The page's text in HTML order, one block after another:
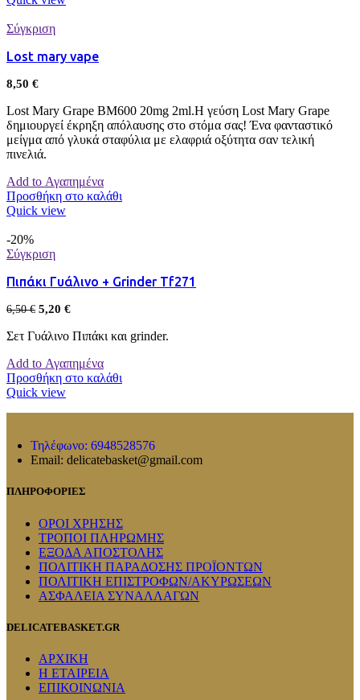
Σύγκριση
Lost mary vape
8,50 €
Lost Mary Grape BM600 20mg 2ml.Η γεύση Lost Mary Grape
δημιουργεί έκρηξη απόλαυσης στο στόμα σας! Ένα φανταστικό
μείγμα από γλυκά σταφύλια με ελαφριά οξύτητα σαν τελική
πινελιά.
Add to Αγαπημένα
Προσθήκη στο καλάθι
Quick view
-20%
Σύγκριση
Πιπάκι Γυάλινο + Grinder Tf271
6,50€ 5,20 €
Σετ Γυάλινο Πιπάκι και grinder.
Add to Αγαπημένα
Προσθήκη στο καλάθι
Quick view
Τηλέφωνο: 6948528576
Email: delicatebasket@gmail.com
ΠΛΗΡΟΦΟΡΙΕΣ
ΟΡΟΙ ΧΡΗΣΗΣ
ΤΡΟΠΟΙ ΠΛΗΡΩΜΗΣ
ΕΞΟΔΑ ΑΠΟΣΤΟΛΗΣ
ΠΟΛΙΤΙΚΗ ΠΑΡΑΔΟΣΗΣ ΠΡΟΪΟΝΤΩΝ
ΠΟΛΙΤΙΚΗ ΕΠΙΣΤΡΟΦΩΝ/ΑΚΥΡΩΣΕΩΝ
ΑΣΦΑΛΕΙΑ ΣΥΝΑΛΛΑΓΩΝ
DELICATEBASKET.GR
ΑΡΧΙΚΗ
Η ΕΤΑΙΡΕΙΑ
ΕΠΙΚΟΙΝΩΝΙΑ